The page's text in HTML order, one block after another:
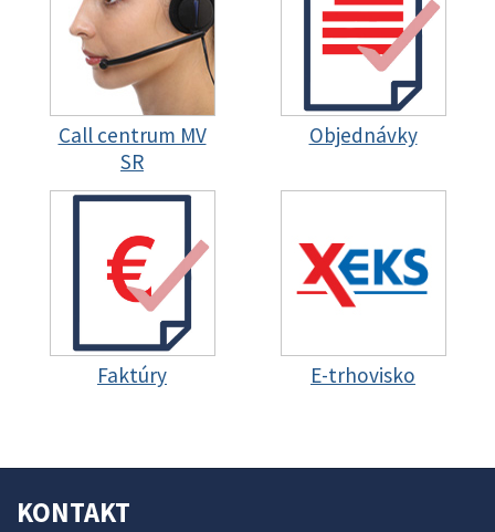
Call centrum MV
SR
Objednávky
Faktúry E-trhovisko
KONTAKT